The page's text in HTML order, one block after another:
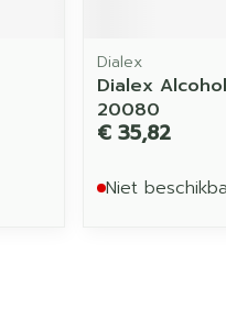
Dialex
Dialex
20080
€ 35,82
Niet